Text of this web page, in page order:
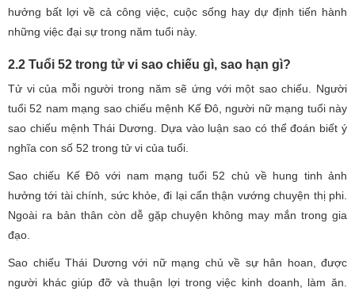
hưởng bất lợi về cả công việc, cuộc sống hay dự định tiến hành
những việc đại sự trong năm tuổi này.
2.2 Tuổi 52 trong tử vi sao chiếu gì, sao hạn gì?
Tử vi của mỗi người trong năm sẽ ứng với một sao chiếu. Người
tuổi 52 nam mạng sao chiếu mệnh Kế Đô, người nữ mạng tuổi này
sao chiếu mệnh Thái Dương. Dựa vào luận sao có thể đoán biết ý
nghĩa con số 52 trong tử vi của tuổi.
Sao chiếu Kế Đô với nam mạng tuổi 52 chủ về hung tinh ảnh
hưởng tới tài chính, sức khỏe, đi lại cẩn thận vướng chuyện thị phi.
Ngoài ra bản thân còn dễ gặp chuyện không may mắn trong gia
đạo.
Sao chiếu Thái Dương với nữ mạng chủ về sự hân hoan, được
người khác giúp đỡ và thuận lợi trong việc kinh doanh, làm ăn.